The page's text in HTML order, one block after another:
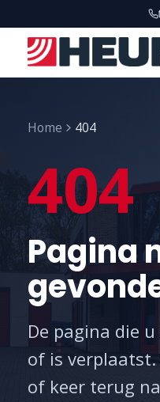
Home 404
404
Pagina
De pagina die
of is verplaatst.
of keer terug